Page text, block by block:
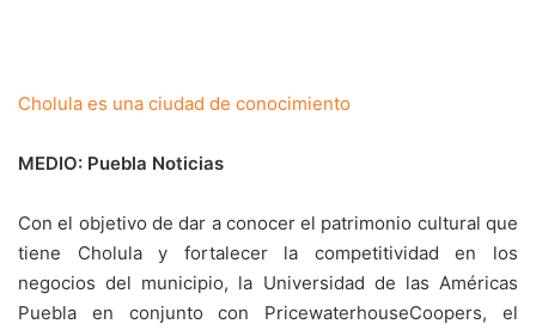
Cholula es una ciudad de conocimiento
MEDIO: Puebla Noticias
Con el objetivo de dar a conocer el patrimonio cultural que
tiene Cholula y fortalecer la competitividad en los
negocios del municipio, la Universidad de las Américas
Puebla en conjunto con PricewaterhouseCoopers, el